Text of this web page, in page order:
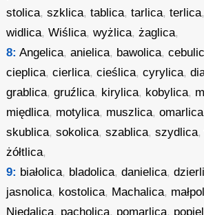
stolica,szklica,tablica,tarlica,terlica
widlica,Wiślica,wyżlica,żaglica,
8: Angelica,anielica, bawolica,
cieplica,cierlica,cieślica,cyrylica,
grablica,gruźlica, kirylica, kobylica,
międlica, motylica, muszlica,omarlica
skublica,sokolica,szablica,szydlica
żółtlica,
9: białolica, bladolica,danielica,
jasnolica, kostolica, Machalica,
Niedalica, pacholica, pomarlica,